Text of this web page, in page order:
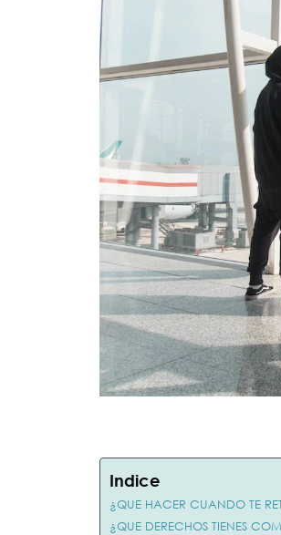
Indice
¿QUE HACER CUANDO TE
¿QUE DERECHOS TIENES